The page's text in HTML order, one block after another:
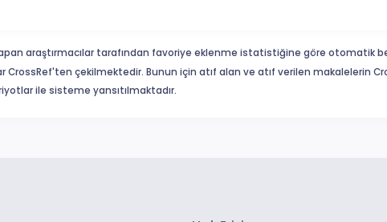
araştırmacılar tarafından favoriye eklenme istatistiğine göre otomatik
CrossRef'ten çekilmektedir. Bunun için atıf alan ve atıf verilen makalelerin
ile sisteme yansıtılmaktadır.